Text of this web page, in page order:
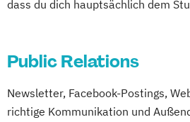
dass du dich hauptsächlich dem
Public Relations
Newsletter, Facebook-Postings,
richtige Kommunikation und